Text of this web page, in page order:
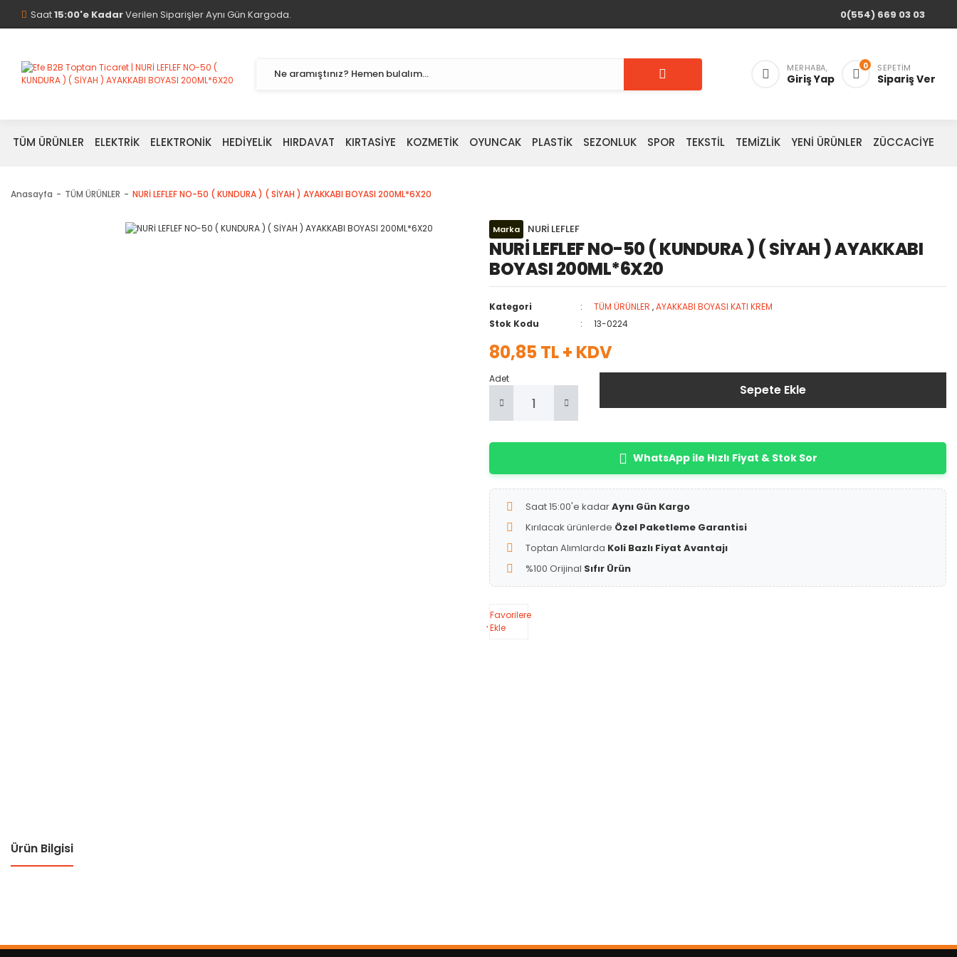
Saat15:00'e KadarVerilen Siparişler Aynı Gün Kargoda. 0(554) 669 03 03
MERHABA,
Giriş Yap
0 SEPETIM
Sipariş Ver
TÜM ÜRÜNLER ELEKTRİK ELEKTRONİK HEDİYELİK HIRDAVAT KIRTASİYE KOZMETİK OYUNCAK PLASTİK SEZONLUK SPOR TEKSTİL TEMİZLİK YENİ ÜRÜNLER ZÜCCACİYE
Anasayfa TÜM ÜRÜNLER NURİ LEFLEF NO-50 ( KUNDURA ) ( SİYAH ) AYAKKABI BOYASI 200ML*6X20
Marka NURİ LEFLEF
NURİ LEFLEF NO-50 ( KUNDURA ) ( SİYAH ) AYAKKABI
BOYASI 200ML*6X20
Kategori TÜM ÜRÜNLER ,AYAKKABI BOYASI KATI KREM
Stok Kodu
13-0224
80,85 TL + KDV
Adet
Sepete Ekle
WhatsApp ile Hızlı Fiyat & Stok Sor
Saat 15:00'e kadarAynı Gün Kargo
Kırılacak ürünlerde Özel Paketleme Garantisi
Toptan Alımlarda Koli Bazlı Fiyat Avantajı
%100 Orijinal Sıfır Ürün
Favorilere
Ekle
Ürün Bilgisi